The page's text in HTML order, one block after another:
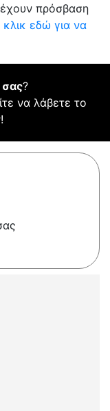
πρόσβαση
κλικ εδώ για να
σας?
να λάβετε το